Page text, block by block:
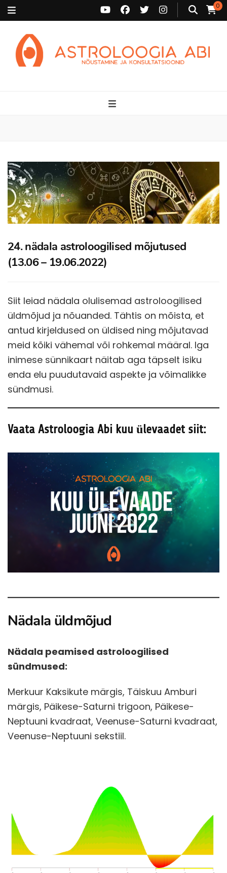
0
24. nädala astroloogilised mõjutused
(13.06 – 19.06.2022)
Siit leiad nädala olulisemad astroloogilised
üldmõjud ja nõuanded. Tähtis on mõista, et
antud kirjeldused on üldised ning mõjutavad
meid kõiki vähemal või rohkemal määral. Iga
inimese sünnikaart näitab aga täpselt isiku
enda elu puudutavaid aspekte ja võimalikke
sündmusi.
Vaata Astroloogia Abi kuu ülevaadet siit:
Nädala üldmõjud
Nädala peamised astroloogilised
sündmused:
Merkuur Kaksikute märgis, Täiskuu Amburi
märgis, Päikese-Saturni trigoon, Päikese-
Neptuuni kvadraat, Veenuse-Saturni kvadraat,
Veenuse-Neptuuni sekstiil.